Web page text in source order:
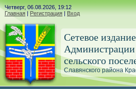
Четверг, 06.08.2026, 19:12
Главная | Регистрация | Вход
Сетевое издание
Администрации
сельского
Славянского района